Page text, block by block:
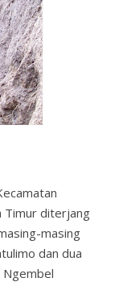
Timur diterjang
masing
dan dua
Ngembel